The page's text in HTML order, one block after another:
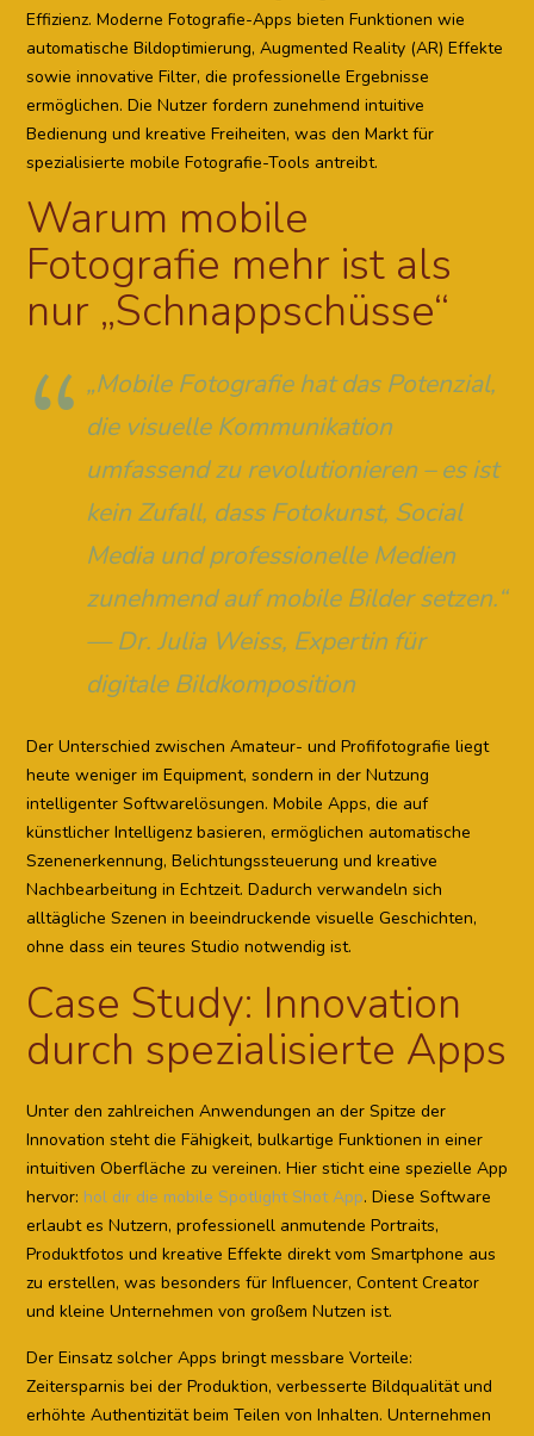
Effizienz. Moderne Fotografie-Apps bieten Funktionen wie
automatische Bildoptimierung, Augmented Reality (AR) Effekte
sowie innovative Filter, die professionelle Ergebnisse
ermöglichen. Die Nutzer fordern zunehmend intuitive
Bedienung und kreative Freiheiten, was den Markt für
spezialisierte mobile Fotografie-Tools antreibt.
Warum mobile
Fotografie mehr ist als
nur „Schnappschüsse“
„Mobile Fotografie hat das Potenzial,
die visuelle Kommunikation
umfassend zu revolutionieren – es ist
kein Zufall, dass Fotokunst, Social
Media und professionelle Medien
zunehmend auf mobile Bilder setzen.“
— Dr. Julia Weiss, Expertin für
digitale Bildkomposition
Der Unterschied zwischen Amateur- und Profifotografie liegt
heute weniger im Equipment, sondern in der Nutzung
intelligenter Softwarelösungen. Mobile Apps, die auf
künstlicher Intelligenz basieren, ermöglichen automatische
Szenenerkennung, Belichtungssteuerung und kreative
Nachbearbeitung in Echtzeit. Dadurch verwandeln sich
alltägliche Szenen in beeindruckende visuelle Geschichten,
ohne dass ein teures Studio notwendig ist.
Case Study: Innovation
durch spezialisierte Apps
Unter den zahlreichen Anwendungen an der Spitze der
Innovation steht die Fähigkeit, bulkartige Funktionen in einer
intuitiven Oberfläche zu vereinen. Hier sticht eine spezielle App
hervor: hol dir die mobile Spotlight Shot App. Diese Software
erlaubt es Nutzern, professionell anmutende Portraits,
Produktfotos und kreative Effekte direkt vom Smartphone aus
zu erstellen, was besonders für Influencer, Content Creator
und kleine Unternehmen von großem Nutzen ist.
Der Einsatz solcher Apps bringt messbare Vorteile:
Zeitersparnis bei der Produktion, verbesserte Bildqualität und
erhöhte Authentizität beim Teilen von Inhalten. Unternehmen